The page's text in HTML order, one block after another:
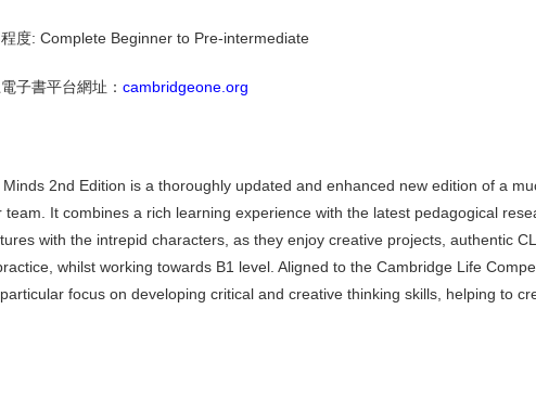
度: Complete Beginner to Pre-intermediate
子書平台網址：cambridgeone.org
2nd Edition is a thoroughly updated and enhanced new edition of a
team. It combines a rich learning experience with the latest pedagogical
with the intrepid characters, as they enjoy creative projects, authentic
whilst working towards B1 level. Aligned to the Cambridge Life
focus on developing critical and creative thinking skills, helping to